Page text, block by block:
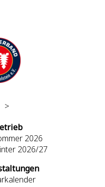
>
2026
2026/27